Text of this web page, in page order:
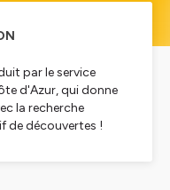
par le service
d'Azur, qui donne
la recherche
de découvertes !